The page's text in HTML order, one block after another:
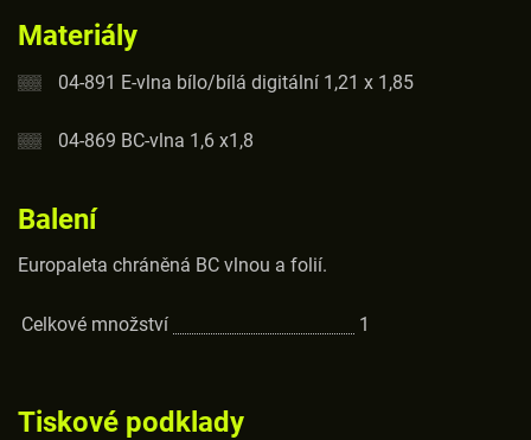
Materiály
04-891 E-vlna bílo/bílá digitální 1,21 x 1,85
04-869 BC-vlna 1,6 x1,8
Balení
Europaleta chráněná BC vlnou a folií.
Celkové množství 1
Tiskové podklady